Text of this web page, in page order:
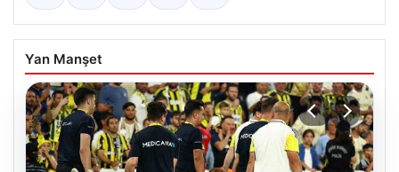
Yan Manşet